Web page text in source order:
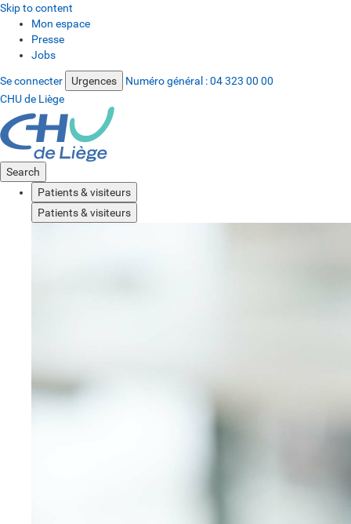
Skip to content
Mon espace
Presse
Jobs
Se connecter Urgences Numéro général :04 323 00 00
CHU de Liège
Search
Patients & visiteurs
Patients & visiteurs